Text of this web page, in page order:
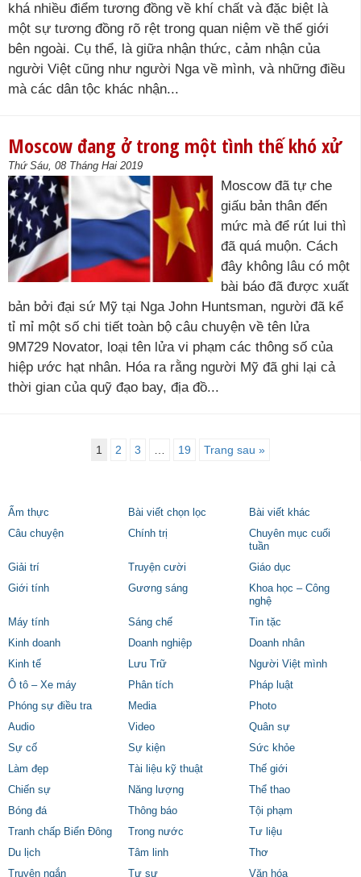
khá nhiều điểm tương đồng về khí chất và đặc biệt là
một sự tương đồng rõ rệt trong quan niệm về thế giới
bên ngoài. Cụ thể, là giữa nhận thức, cảm nhận của
người Việt cũng như người Nga về mình, và những điều
mà các dân tộc khác nhận...
Moscow đang ở trong một tình thế khó xử
Thứ Sáu, 08 Tháng Hai 2019
Moscow đã tự che
giấu bản thân đến
mức mà để rút lui thì
đã quá muộn. Cách
đây không lâu có một
bài báo đã được xuất
bản bởi đại sứ Mỹ tại Nga John Huntsman, người đã kể
tỉ mỉ một số chi tiết toàn bộ câu chuyện về tên lửa
9M729 Novator, loại tên lửa vi phạm các thông số của
hiệp ước hạt nhân. Hóa ra rằng người Mỹ đã ghi lại cả
thời gian của quỹ đạo bay, địa đồ...
1 2 3 19 Trang sau »
Ẩm thực Bài viết chọn lọc
Bài viết khác
Câu chuyện
Chính trị
Chuyên mục cuối
tuần
Giải trí
Truyện cười
Giáo dục
Giới tính
Gương sáng
Khoa học – Công
nghệ
Máy tính
Sáng chế
Tin tặc
Kinh doanh
Doanh nghiệp
Doanh nhân
Kinh tế
Lưu Trữ
Người Việt mình
Ô tô – Xe máy
Phân tích
Pháp luật
Phóng sự điều tra
Media
Photo
Audio
Video
Quân sự
Sự cố
Sự kiện
Sức khỏe
Làm đẹp
Tài liệu kỹ thuật
Thế giới
Chiến sự
Năng lượng
Thể thao
Bóng đá
Thông báo
Tội phạm
Tranh chấp Biển Đông
Trong nước
Tư liệu
Du lịch
Tâm linh
Thơ
Truyện ngắn
Tự sự Văn hóa